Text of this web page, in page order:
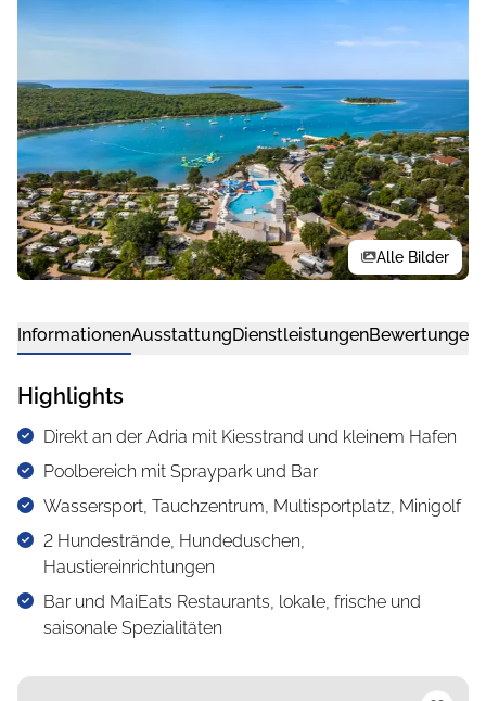
Alle Bilder
InformationenAusstattungDienstleistungenBewertungen
Highlights
Direkt an der Adria mit Kiesstrand und kleinem Hafen
Poolbereich mit Spraypark und Bar
Wassersport, Tauchzentrum, Multisportplatz, Minigolf
2 Hundestrände, Hundeduschen,
Haustiereinrichtungen
Bar und MaiEats Restaurants, lokale, frische und
saisonale Spezialitäten